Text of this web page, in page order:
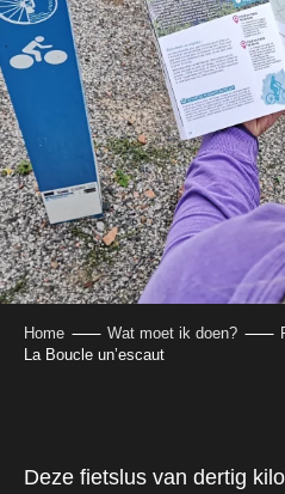
Home Wat moet ik doen?
La Boucle un’escaut
Deze fietslus van dertig